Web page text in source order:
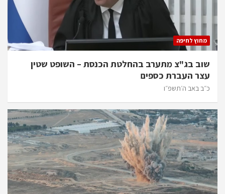
מחוץ לחיפה
שוב בג"צ מתערב בהחלטת הכנסת – השופט שטין
עצר העברת כספים
כ״ב באב ה׳תשפ״ו